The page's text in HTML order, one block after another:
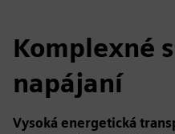
Komplexné
napájaní
Vysoká energetická